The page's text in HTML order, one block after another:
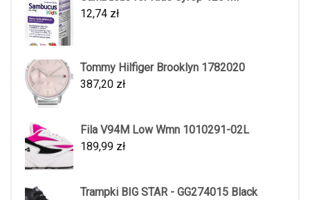
12,74 zł
Tommy Hilfiger Brooklyn 1782020
387,20 zł
Fila V94M Low Wmn 1010291-02L
189,99 zł
Trampki BIG STAR - GG274015 Black